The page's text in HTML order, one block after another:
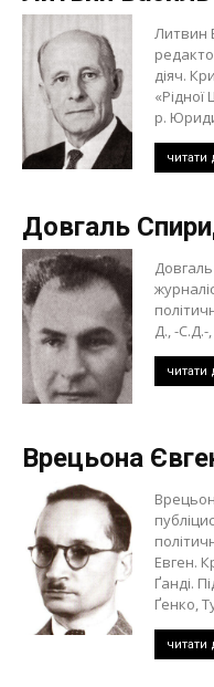
Литвин
діяч.
«Рідної
р.
читати
Довгаль
Д., -С.Д.-,
читати
Врецьона
Евген.
Ґанді.
Ґенко,
читати